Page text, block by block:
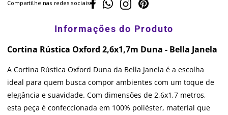
Compartilhe nas redes sociais
Cortina Rústica Oxford 2,6x1,7m Duna - Bella Janela
A Cortina Rústica Oxford Duna da Bella Janela é a escolha
ideal para quem busca compor ambientes com um toque de
elegância e suavidade. Com dimensões de 2,6x1,7 metros,
esta peça é confeccionada em 100% poliéster, material que